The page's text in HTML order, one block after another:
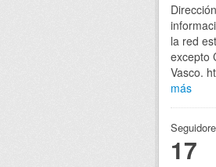
la red
excepto
Vasco.
más
17